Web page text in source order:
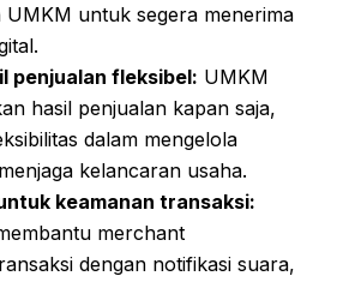
UMKM untuk segera menerima
penjualan fleksibel: UMKM
hasil penjualan kapan saja,
dalam mengelola
kelancaran usaha.
keamanan transaksi:
merchant
dengan notifikasi suara,